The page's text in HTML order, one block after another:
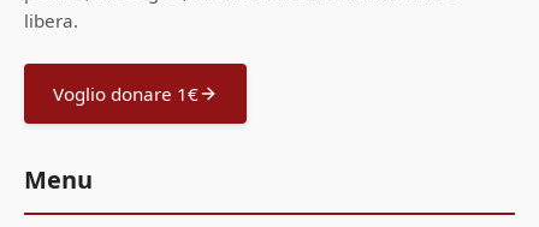
libera.
Voglio donare 1€
Menu